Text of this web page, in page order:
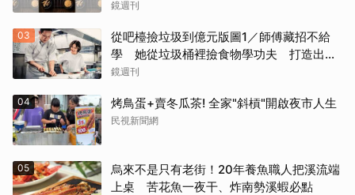
了50次
鏡週刊
03
從吧檯撿垃圾到億元版圖1／師傅藏招不給
學 她從垃圾桶裡撿食物學功夫 打造出最
難訂的餐廳
鏡週刊
04 烤鳥蛋+賣冬瓜茶! 全家"斜槓"開啟夜市人生
民視新聞網
05
烏來不是只有老街！20年養魚職人把溪流端
上桌 苦花魚一夜干、炸南勢溪蝦必點